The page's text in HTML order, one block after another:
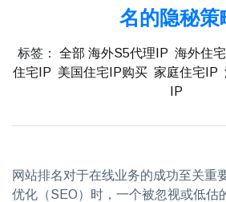
名的隐秘策
标签： 全部 海外S5代理IP 海外住
住宅IP 美国住宅IP购买 家庭住宅IP
IP
网站排名对于在线业务的成功至关重
优化（SEO）时，一个被忽视或低估